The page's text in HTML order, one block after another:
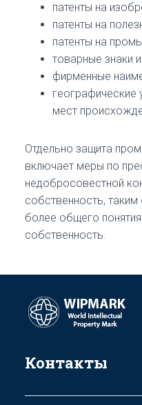
патенты на
патенты на
патенты на
товарные знаки
фирменные
географические
мест
Отдельно защита
включает меры по
недобросовестной
собственность,
более общего понятия
собственность.
Контакты